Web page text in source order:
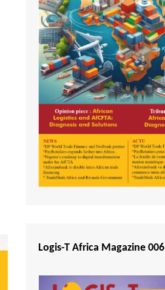
Logis-T Africa Magazine 006